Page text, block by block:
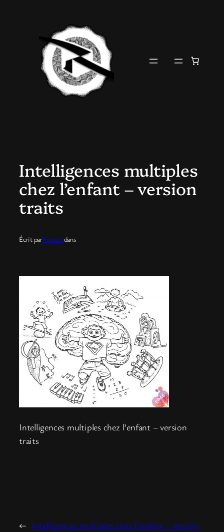
Intelligences multiples
chez l’enfant – version
traits
Écrit parRomaindans
Intelligences multiples chez l’enfant – version
traits
← Intelligences multiples chez l’enfant – version